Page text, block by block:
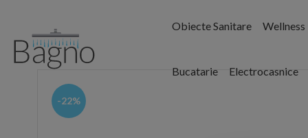
Obiecte Sanitare Wellness
Bucatarie Electrocasnice
-22%